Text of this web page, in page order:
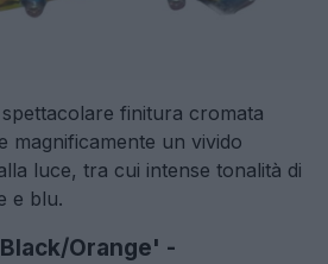
finitura cromata
magnificamente un vivido
luce, tra cui intense tonalità di
e blu.
Orange' -